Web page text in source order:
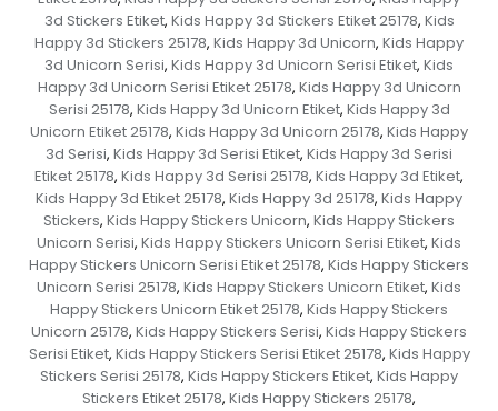
3d Stickers Etiket, Kids Happy 3d Stickers Etiket 25178, Kids
Happy 3d Stickers 25178, Kids Happy 3d Unicorn, Kids Happy
3d Unicorn Serisi, Kids Happy 3d Unicorn Serisi Etiket, Kids
Happy 3d Unicorn Serisi Etiket 25178, Kids Happy 3d Unicorn
Serisi 25178, Kids Happy 3d Unicorn Etiket, Kids Happy 3d
Unicorn Etiket 25178, Kids Happy 3d Unicorn 25178, Kids Happy
3d Serisi, Kids Happy 3d Serisi Etiket, Kids Happy 3d Serisi
Etiket 25178, Kids Happy 3d Serisi 25178, Kids Happy 3d Etiket,
Kids Happy 3d Etiket 25178, Kids Happy 3d 25178, Kids Happy
Stickers, Kids Happy Stickers Unicorn, Kids Happy Stickers
Unicorn Serisi, Kids Happy Stickers Unicorn Serisi Etiket, Kids
Happy Stickers Unicorn Serisi Etiket 25178, Kids Happy Stickers
Unicorn Serisi 25178, Kids Happy Stickers Unicorn Etiket, Kids
Happy Stickers Unicorn Etiket 25178, Kids Happy Stickers
Unicorn 25178, Kids Happy Stickers Serisi, Kids Happy Stickers
Serisi Etiket, Kids Happy Stickers Serisi Etiket 25178, Kids Happy
Stickers Serisi 25178, Kids Happy Stickers Etiket, Kids Happy
Stickers Etiket 25178, Kids Happy Stickers 25178,